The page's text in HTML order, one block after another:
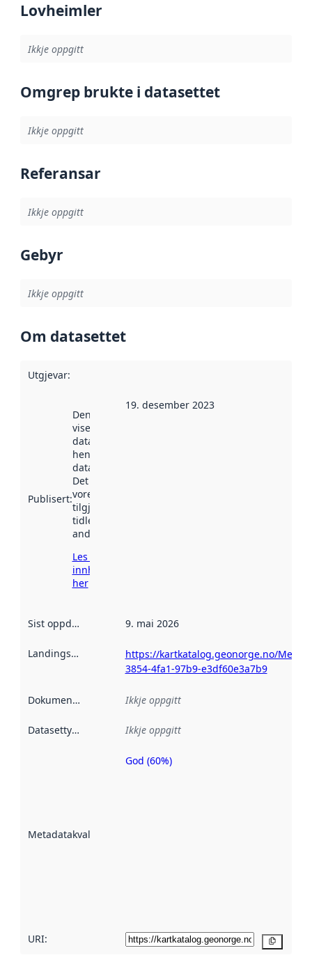
Lovheimler
Ikkje oppgitt
Omgrep brukte i datasettet
Ikkje oppgitt
Referansar
Ikkje oppgitt
Gebyr
Ikkje oppgitt
Om datasettet
Utgjevar:
Publisert:
Denne datoen
viser når
datasettet vart
henta inn av
data.norge.no.
Det kan ha
vore
tilgjengeleg
tidlegare
andre stader.
Les meir om
innhenting
her
19. desember 2023
Sist oppdatert 9. mai 2026
Landingsside
https://kartkatalog.geonorge.no/
3854-4fa1-97b9-e3df60e3a7b9
Dokumentasjon Ikkje oppgitt
Datasettype Ikkje oppgitt
Metadatakvalitet
Metadatakvalitet
God (60%)
URI: